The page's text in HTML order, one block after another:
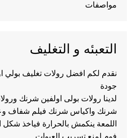
مواصفات
التعبئه و التغليف
نقدم لكم افضل رولات تغليف بولي
جودة
لدينا رولات بولى اولفين شرنك
شرنك واكياس شرنك فيلم شفاف
اللمعة ينكمش بالحرارة فياخذ شكل
فوم لمنع تسريب العبوات